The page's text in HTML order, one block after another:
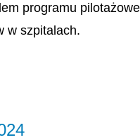
programu
w szpitalach.